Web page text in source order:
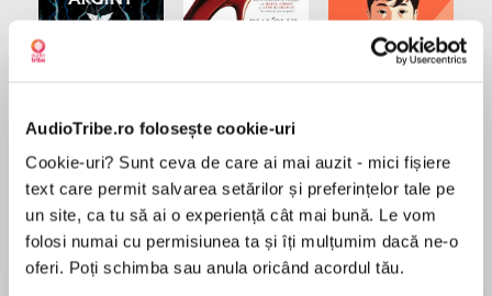
AudioTribe.ro folosește cookie-uri
Cookie-uri? Sunt ceva de care ai mai auzit - mici fișiere
text care permit salvarea setărilor și preferințelor tale pe
un site, ca tu să ai o experiență cât mai bună. Le vom
folosi numai cu permisiunea ta și îți mulțumim dacă ne-o
oferi. Poți schimba sau anula oricând acordul tău.
de...
Dani Francis
la...
Lauren Weisberger
Desprecarte
‘Allon is the 21st century Bond’ Daily Mail